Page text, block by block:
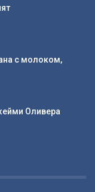
с молоком,
Оливера